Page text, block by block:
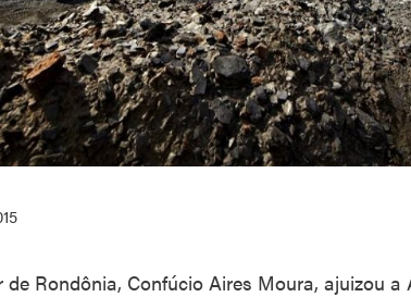
de Rondônia, Confúcio Aires Moura, ajuizou a